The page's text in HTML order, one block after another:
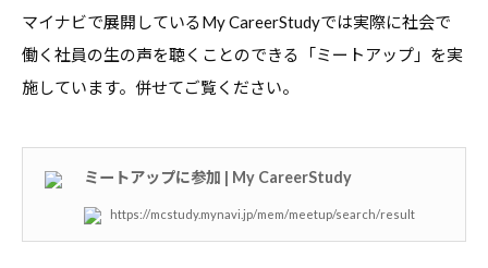
ト
と
な
よ
情
マイナビで展開しているMy CareerStudyでは実際に社会で
働く社員の生の声を聴くことのできる「ミートアップ」を実
施しています。併せてご覧ください。
ミートアップに参加 | My CareerStudy
https://mcstudy.mynavi.jp/mem/meetup/search/result